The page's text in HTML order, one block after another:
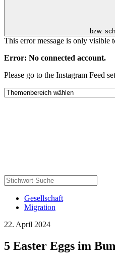
bzw.
This error message is only visible
Error: No connected account.
Please go to the Instagram Feed
Gesellschaft
Migration
22. April 2024
5 Easter Eggs im